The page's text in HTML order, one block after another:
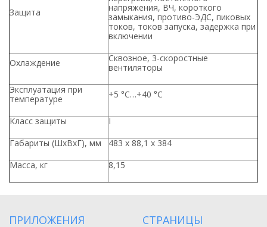
Защита
напряжения, ВЧ, короткого
замыкания, противо-ЭДС, пиковых
токов, токов запуска, задержка при
включении
Охлаждение
Сквозное, 3-скоростные
вентиляторы
Эксплуатация при
температуре
+5 °С…+40 °С
Класс защиты
I
Габариты (ШхВхГ), мм
483 х 88,1 х 384
Масса, кг
8,15
ПРИЛОЖЕНИЯ СТРАНИЦЫ